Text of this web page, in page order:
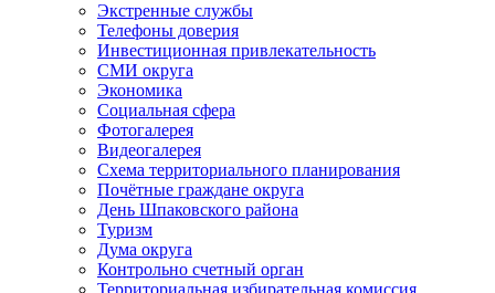
Экстренные службы
Телефоны доверия
Инвестиционная привлекательность
СМИ округа
Экономика
Социальная сфера
Фотогалерея
Видеогалерея
Схема территориального планирования
Почётные граждане округа
День Шпаковского района
Туризм
Дума округа
Контрольно счетный орган
Территориальная избирательная комиссия